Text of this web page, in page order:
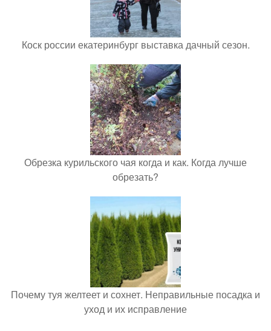
Коск россии екатеринбург выставка дачный сезон.
Обрезка курильского чая когда и как. Когда лучше
обрезать?
Почему туя желтеет и сохнет. Неправильные посадка и
уход и их исправление